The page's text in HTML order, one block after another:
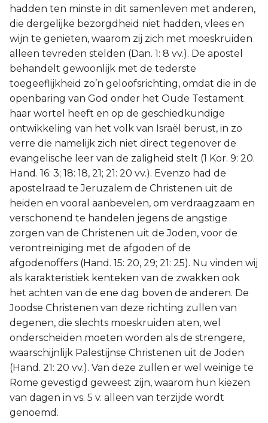
hadden ten minste in dit samenleven met anderen,
die dergelijke bezorgdheid niet hadden, vlees en
wijn te genieten, waarom zij zich met moeskruiden
alleen tevreden stelden (Dan. 1: 8 vv.). De apostel
behandelt gewoonlijk met de tederste
toegeeflijkheid zo’n geloofsrichting, omdat die in de
openbaring van God onder het Oude Testament
haar wortel heeft en op de geschiedkundige
ontwikkeling van het volk van Israël berust, in zo
verre die namelijk zich niet direct tegenover de
evangelische leer van de zaligheid stelt (1 Kor. 9: 20.
Hand. 16: 3; 18: 18, 21; 21: 20 vv.). Evenzo had de
apostelraad te Jeruzalem de Christenen uit de
heiden en vooral aanbevelen, om verdraagzaam en
verschonend te handelen jegens de angstige
zorgen van de Christenen uit de Joden, voor de
verontreiniging met de afgoden of de
afgodenoffers (Hand. 15: 20, 29; 21: 25). Nu vinden wij
als karakteristiek kenteken van de zwakken ook
het achten van de ene dag boven de anderen. De
Joodse Christenen van deze richting zullen van
degenen, die slechts moeskruiden aten, wel
onderscheiden moeten worden als de strengere,
waarschijnlijk Palestijnse Christenen uit de Joden
(Hand. 21: 20 vv.). Van deze zullen er wel weinige te
Rome gevestigd geweest zijn, waarom hun kiezen
van dagen in vs. 5 v. alleen van terzijde wordt
genoemd.